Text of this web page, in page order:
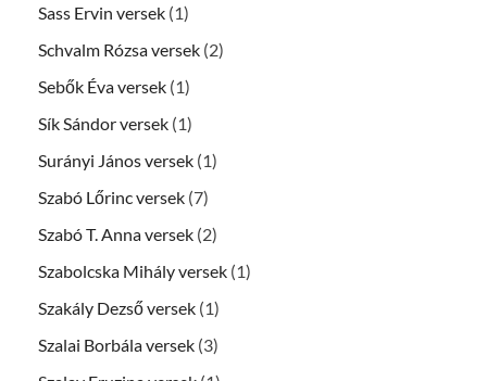
Sass Ervin versek (1)
Schvalm Rózsa versek (2)
Sebők Éva versek (1)
Sík Sándor versek (1)
Surányi János versek (1)
Szabó Lőrinc versek (7)
Szabó T. Anna versek (2)
Szabolcska Mihály versek (1)
Szakály Dezső versek (1)
Szalai Borbála versek (3)